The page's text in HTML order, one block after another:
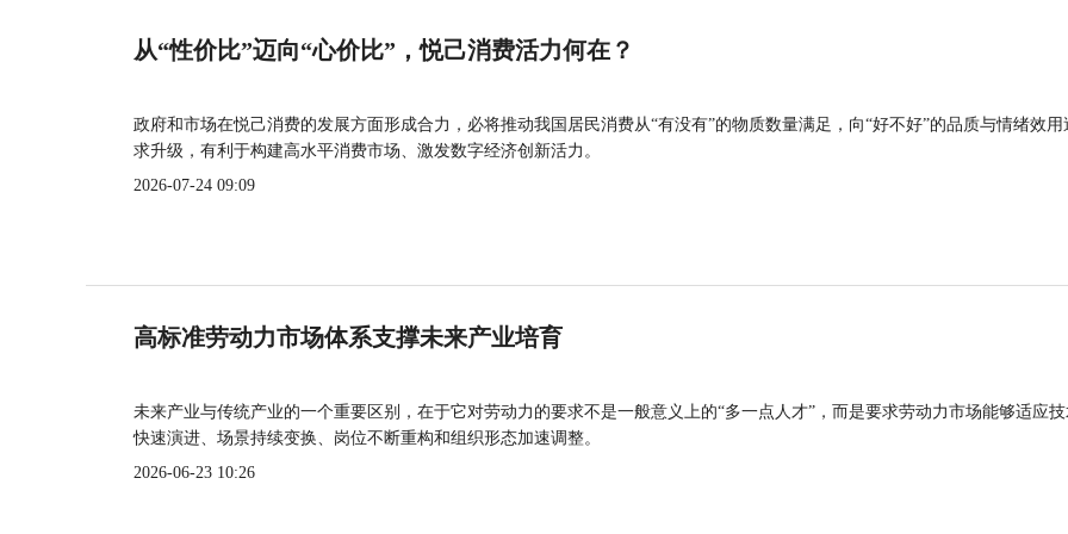
从“性价比”迈向“心价比”，悦己消费活力何在？
政府和市场在悦己消费的发展方面形成合力，必将推动我国居民消费从“有没有”的物质数量满足，向“好不好”的品质与情绪效用
求升级，有利于构建高水平消费市场、激发数字经济创新活力。
2026-07-24 09:09
高标准劳动力市场体系支撑未来产业培育
未来产业与传统产业的一个重要区别，在于它对劳动力的要求不是一般意义上的“多一点人才”，而是要求劳动力市场能够适应
快速演进、场景持续变换、岗位不断重构和组织形态加速调整。
2026-06-23 10:26